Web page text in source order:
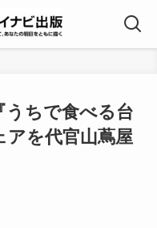
うちで食べる台
アを代官山蔦屋